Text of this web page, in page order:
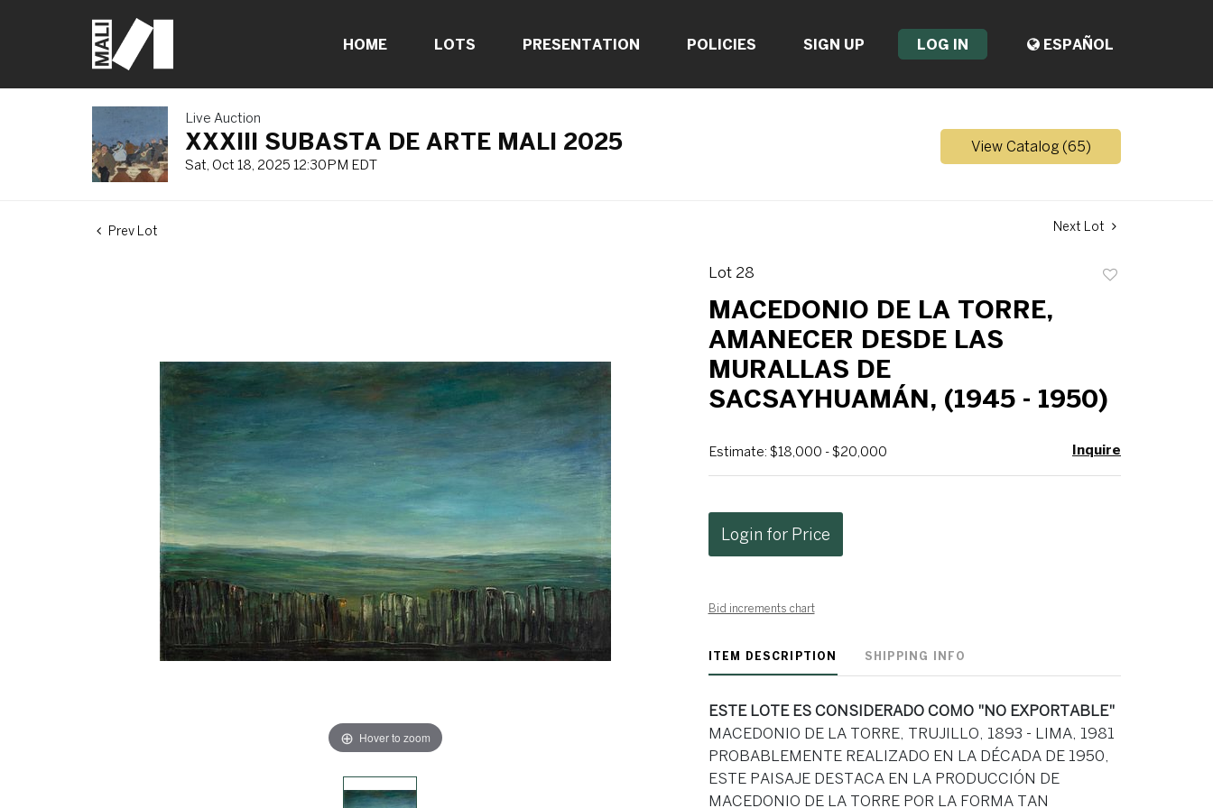
HOME LOTS PRESENTATION POLICIES SIGN UP LOG IN ESPAÑOL
Live Auction
XXXIII SUBASTA DE ARTE MALI 2025
Sat, Oct 18, 2025 12:30PM EDT
View Catalog (65)
Prev Lot Next Lot
Hover to zoom
Lot 28
MACEDONIO DE LA TORRE,
AMANECER DESDE LAS
MURALLAS DE
SACSAYHUAMÁN, (1945 - 1950)
Estimate: $18,000 - $20,000 Inquire
Login for Price
Bid increments chart
ITEM DESCRIPTION SHIPPING INFO
ESTE LOTE ES CONSIDERADO COMO "NO EXPORTABLE"
MACEDONIO DE LA TORRE, TRUJILLO, 1893 - LIMA, 1981
PROBABLEMENTE REALIZADO EN LA DÉCADA DE 1950,
ESTE PAISAJE DESTACA EN LA PRODUCCIÓN DE
MACEDONIO DE LA TORRE POR LA FORMA TAN